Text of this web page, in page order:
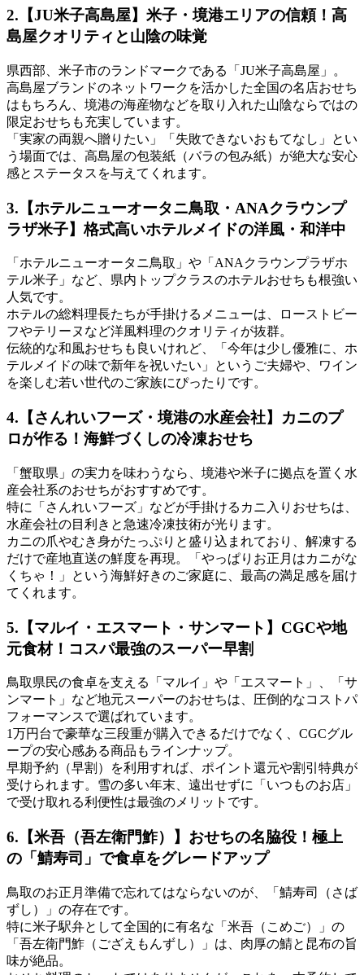
2.【JU米子高島屋】米子・境港エリアの信頼！高
島屋クオリティと山陰の味覚
県西部、米子市のランドマークである「JU米子高島屋」。
高島屋ブランドのネットワークを活かした全国の名店おせち
はもちろん、境港の海産物などを取り入れた山陰ならではの
限定おせち も充実しています。
「実家の両親へ贈りたい」「失敗できないおもてなし」とい
う場面では、高島屋の包装紙（バラの包み紙）が絶大な安心
感とステータスを与えてくれます。
3.【ホテルニューオータニ鳥取・ANAクラウンプ
ラザ米子】格式高いホテルメイドの洋風・和洋中
「ホテルニューオータニ鳥取」や「ANAクラウンプラザホ
テル米子」など、県内トップクラスのホテルおせちも根強い
人気です。
ホテルの総料理長たちが手掛けるメニューは、ローストビー
フやテリーヌなど洋風料理のクオリティ が抜群。
伝統的な和風おせちも良いけれど、「今年は少し優雅に、ホ
テルメイドの味で新年を祝いたい」というご夫婦や、ワイン
を楽しむ若い世代のご家族にぴったりです。
4.【さんれいフーズ・境港の水産会社】カニのプ
ロが作る！海鮮づくしの冷凍おせち
「蟹取県」の実力を味わうなら、境港や米子に拠点を置く水
産会社系のおせちがおすすめです。
特に「さんれいフーズ」などが手掛けるカニ入りおせちは、
水産会社の目利きと急速冷凍技術が光ります。
カニの爪やむき身がたっぷりと盛り込まれており、解凍する
だけで産地直送の鮮度を再現。「やっぱりお正月はカニがな
くちゃ！」という海鮮好きのご家庭に、最高の満足感を届け
てくれます。
5.【マルイ・エスマート・サンマート】CGCや地
元食材！コスパ最強のスーパー早割
鳥取県民の食卓を支える「マルイ」や「エスマート」、「サ
ンマート」など地元スーパーのおせちは、 圧倒的なコストパ
フォーマンスで選ばれています。
1万円台で豪華な三段重が購入できるだけでなく、CGCグル
ープの安心感ある商品もラインナップ。
早期予約（早割）を利用すれば、ポイント還元や割引特典が
受けられます。雪の多い年末、遠出せずに「いつものお店」
で受け取れる利便性は最強のメリットです。
6.【米吾（吾左衛門鮓）】おせちの名脇役！極上
の「鯖寿司」で食卓をグレードアップ
鳥取のお正月準備で忘れてはならないのが、
「鯖寿司（さば
ずし）」 の存在です。
特に米子駅弁として全国的に有名な「米吾（こめご）」の
「吾左衛門鮓（ござえもんずし）」は、肉厚の鯖と昆布の旨
味が絶品。